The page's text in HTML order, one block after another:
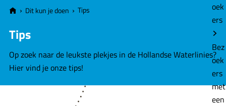
oek
ers
Bez
oek
ers
met
een
Dit kun je doen Tips
Tips
Op zoek naar de leukste plekjes in de Hollandse Waterlinies?
Hier vind je onze tips!